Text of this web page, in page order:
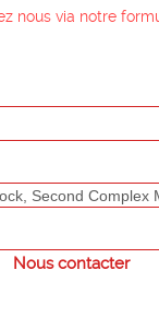
nous via notre
Second Complex
Nous contacter